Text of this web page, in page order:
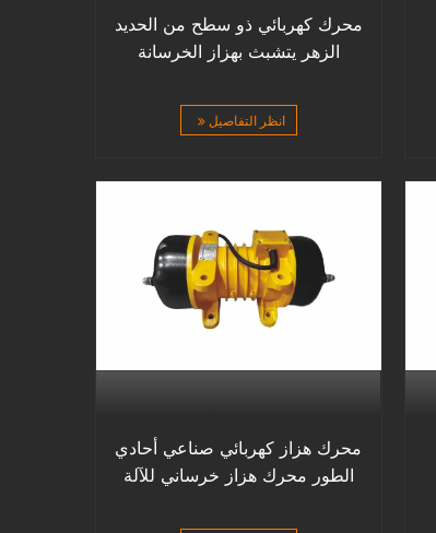
محرك كهربائي ذو سطح من الحديد
الزهر يتشبث بهزاز الخرسانة
انظر التفاصيل
محرك هزاز كهربائي صناعي أحادي
الطور محرك هزاز خرساني للآلة